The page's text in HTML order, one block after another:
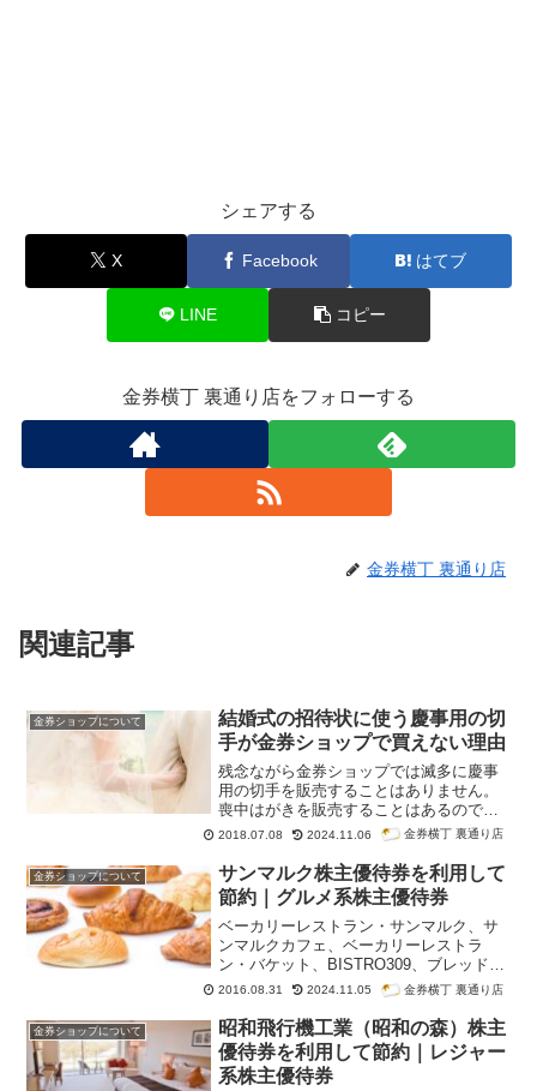
シェアする
X Facebook はてブ
LINE コピー
金券横丁 裏通り店をフォローする
金券横丁 裏通り店
関連記事
金券ショップについて
結婚式の招待状に使う慶事用の切
手が金券ショップで買えない理由
残念ながら金券ショップでは滅多に慶事
用の切手を販売することはありません。
喪中はがきを販売することはあるのです
が、これは喪中はがきの利用時期が年賀
なのです。
2018.07.08 2024.11.06 金券横丁 裏通り店
金券ショップについて
サンマルク株主優待券を利用して
節約｜グルメ系株主優待券
ベーカリーレストラン・サンマルク、サ
ンマルクカフェ、ベーカリーレストラ
ン・バケット、BISTRO309、ブレッドガ
ーデン、生麺工房鎌倉パスタ、サンマル
クパスタ、広東炒飯店、石焼ごはん倶楽
部、台湾小籠包、オリーブチャオ、神戸
元町ドリア、倉式珈琲店、すし処函館市
場で有名なサンマルクの株主優待券を紹
介します。
2016.08.31 2024.11.05 金券横丁 裏通り店
金券ショップについて
昭和飛行機工業（昭和の森）株主
優待券を利用して節約｜レジャー
系株主優待券